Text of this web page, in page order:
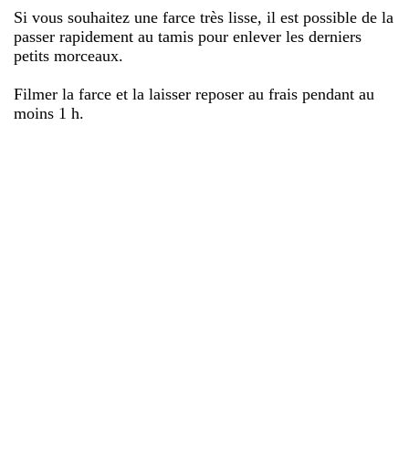
Si vous souhaitez une farce très lisse, il est possible de la
passer rapidement au tamis pour enlever les derniers
petits morceaux.
Filmer la farce et la laisser reposer au frais pendant au
moins 1 h.